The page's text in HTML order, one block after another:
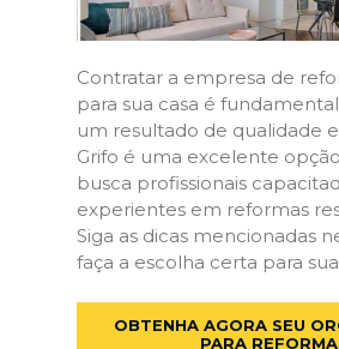
Contratar a empresa de
para sua casa é
um resultado de qualidade e
Grifo é uma excelente
busca profissionais
experientes em reformas
Siga as dicas mencionadas
faça a escolha certa para
OBTENHA AGORA SEU
PARA REFORMA